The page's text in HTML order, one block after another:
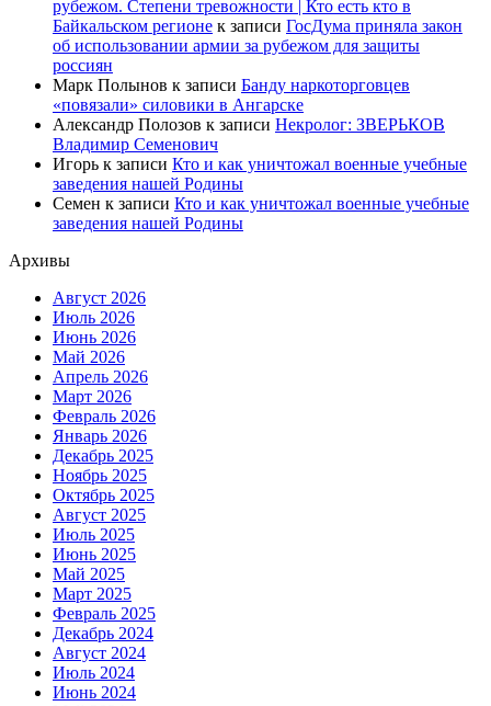
рубежом. Степени тревожности | Кто есть кто в
Байкальском регионе к записи ГосДума приняла закон
об использовании армии за рубежом для защиты
россиян
Марк Полынов к записи Банду наркоторговцев
«повязали» силовики в Ангарске
Александр Полозов к записи Некролог: ЗВЕРЬКОВ
Владимир Семенович
Игорь к записи Кто и как уничтожал военные учебные
заведения нашей Родины
Семен к записи Кто и как уничтожал военные учебные
заведения нашей Родины
Архивы
Август 2026
Июль 2026
Июнь 2026
Май 2026
Апрель 2026
Март 2026
Февраль 2026
Январь 2026
Декабрь 2025
Ноябрь 2025
Октябрь 2025
Август 2025
Июль 2025
Июнь 2025
Май 2025
Март 2025
Февраль 2025
Декабрь 2024
Август 2024
Июль 2024
Июнь 2024